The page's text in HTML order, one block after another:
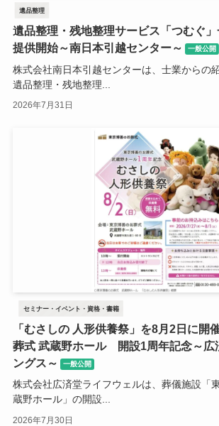
遺品整理
遺品整理・残地整理サービス「つむぐ
提供開始～南日本引越センター～
一般公開
株式会社南日本引越センターは、士業からの
遺品整理・残地整理...
2026年7月31日
セミナー・イベント・資格・書籍
「むさしの 人形供養祭」を8月2日に開
葬式 武蔵野ホール 開設1周年記念～広
ングス～
一般公開
株式会社広済堂ライフウェルは、葬儀施設「
蔵野ホール」の開設...
2026年7月30日